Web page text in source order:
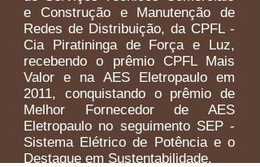
e Construção e Manutenção de
Redes de Distribuição, da CPFL -
Cia Piratininga de Força e Luz,
recebendo o prêmio CPFL Mais
Valor e na AES Eletropaulo em
2011, conquistando o prêmio de
Melhor Fornecedor de AES
Eletropaulo no seguimento SEP -
Sistema Elétrico de Potência e o
Destaque em Sustentabilidade.